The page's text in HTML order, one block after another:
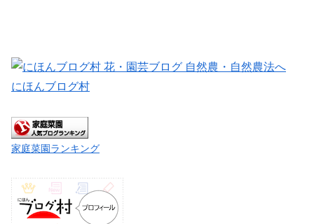
にほんブログ村
家庭菜園ランキング